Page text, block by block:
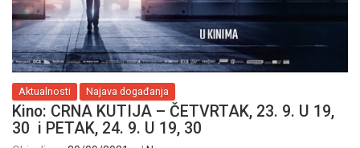
Aktualnosti Najava događanja
Kino: CRNA KUTIJA – ČETVRTAK, 23. 9. U 19,
30 i PETAK, 24. 9. U 19, 30